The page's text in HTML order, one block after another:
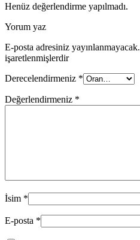
Henüz değerlendirme yapılmadı.
Yorum yaz
E-posta adresiniz yayınlanmayacak.
işaretlenmişlerdir
Derecelendirmeniz *
Değerlendirmeniz *
İsim *
E-posta *